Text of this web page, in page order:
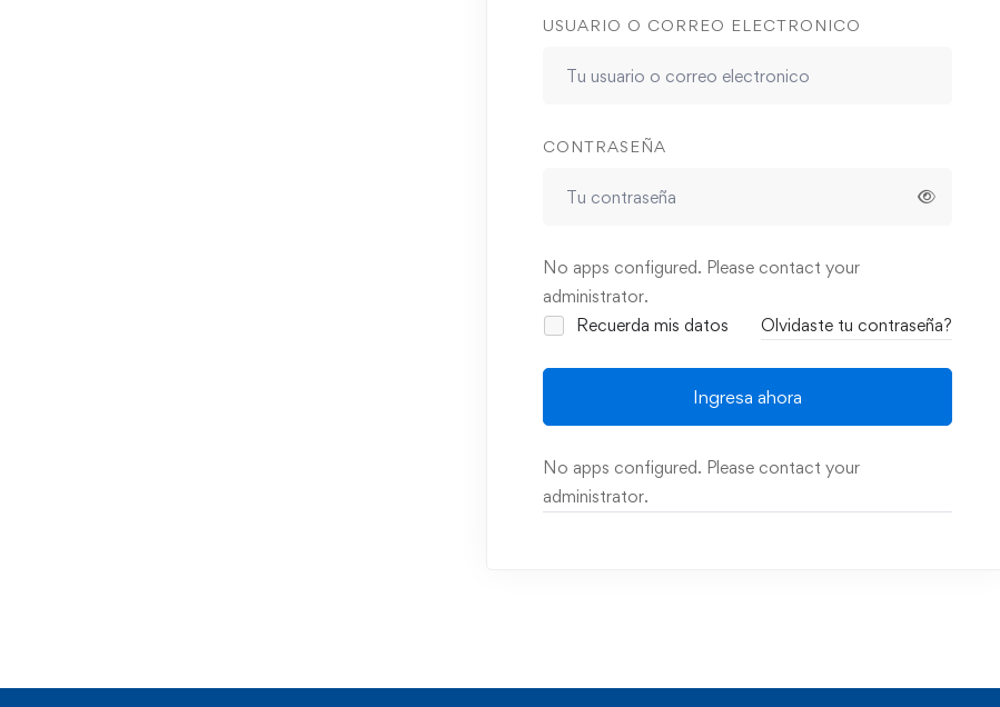
USUARIO O CORREO ELECTRONICO
CONTRASEÑA
No apps configured. Please contact your
administrator.
Recuerda mis datos
Olvidaste tu contraseña?
Ingresa ahora
No apps configured. Please contact your
administrator.